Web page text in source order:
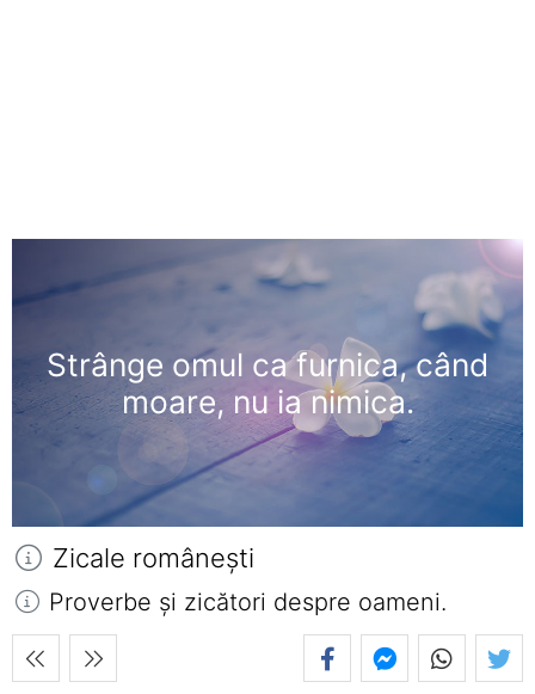
Strânge omul ca furnica, când
moare, nu ia nimica.
Zicale româneşti
Proverbe și zicători despre oameni.